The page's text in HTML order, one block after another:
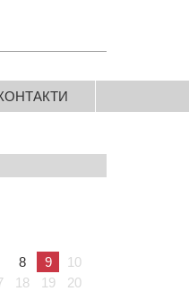
8 9
10
18 19
20